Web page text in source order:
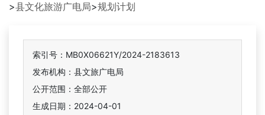
>县文化旅游广电局>规划计划
索引号：MB0X06621Y/2024-2183613
发布机构：县文旅广电局
公开范围：全部公开
生成日期：2024-04-01